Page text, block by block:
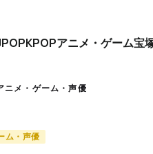
close
KPOPアニメ・ゲーム宝
ニメ・ゲーム・声優
ム・声優